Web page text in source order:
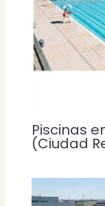
Piscinas
(Ciudad